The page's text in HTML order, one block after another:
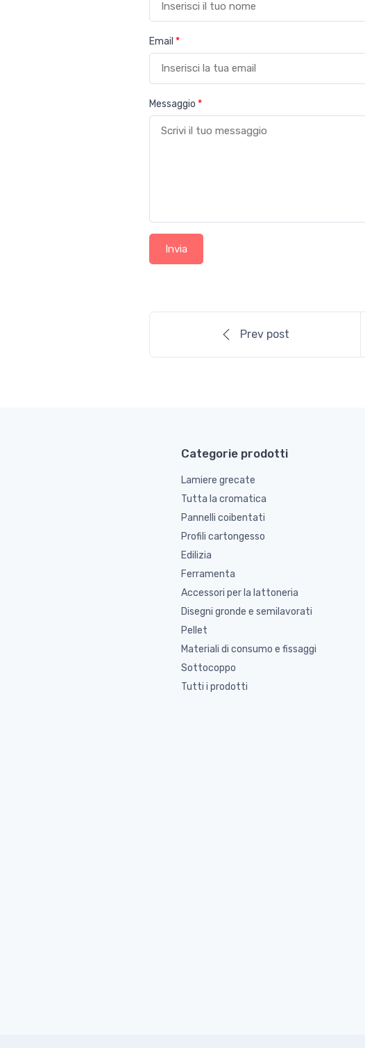
Email *
Messaggio *
Invia
Prev post
Categorie prodotti
Lamiere grecate
Tutta la cromatica
Pannelli coibentati
Profili cartongesso
Edilizia
Ferramenta
Accessori per la lattoneria
Disegni gronde e semilavorati
Pellet
Materiali di consumo e fissaggi
Sottocoppo
Tutti i prodotti